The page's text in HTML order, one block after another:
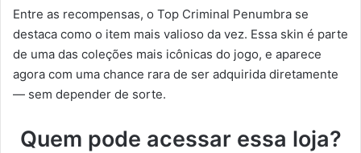
Entre as recompensas, o Top Criminal Penumbra se
destaca como o item mais valioso da vez. Essa skin é parte
de uma das coleções mais icônicas do jogo, e aparece
agora com uma chance rara de ser adquirida diretamente
— sem depender de sorte.
Quem pode acessar essa loja?